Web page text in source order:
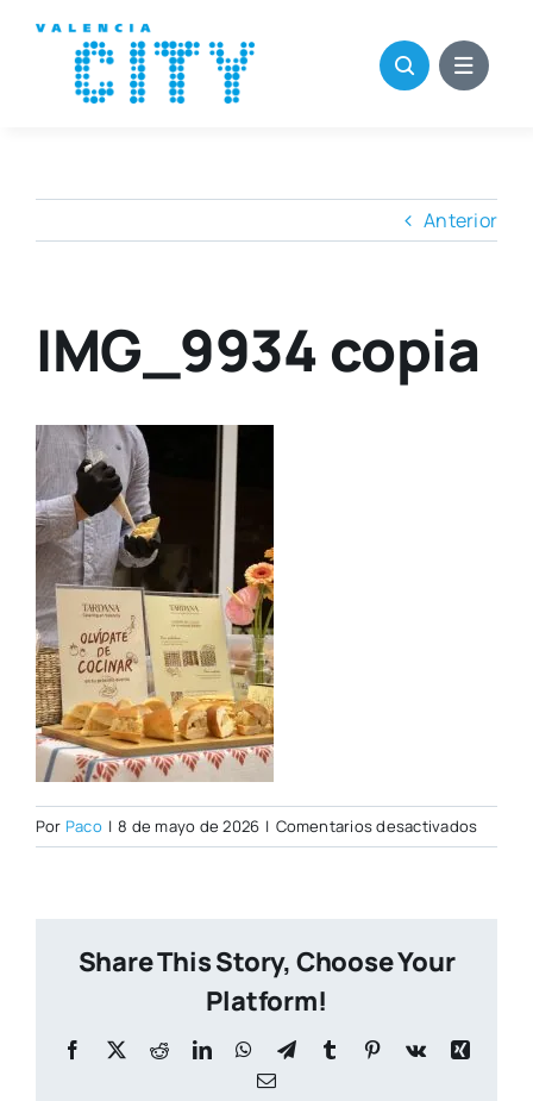
contenido
Anterior
IMG_9934 copia
Por Paco | 8 de mayo de 2026 | Comentarios desactivadosen
Share This Story, Choose Your
Platform!
Facebook
X RedditLinkedInWhatsApp
TelegramTumblr Pinterest
Vk
Xing
Correo